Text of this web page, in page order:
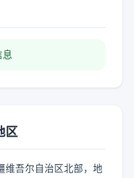
区
维吾尔自治区北部，地